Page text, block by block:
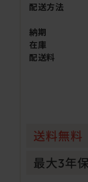
配送方法
納期
在庫
配送料